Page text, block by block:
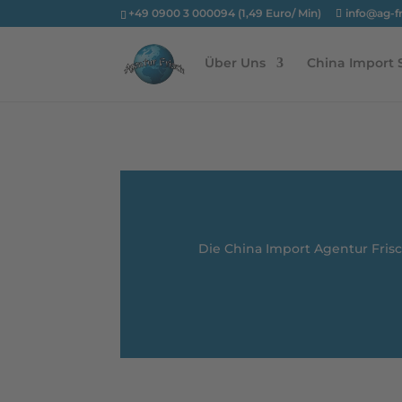
+49 0900 3 000094 (1,49 Euro/ Min) info@ag-
Über Uns China Import
Die China Import Agentur